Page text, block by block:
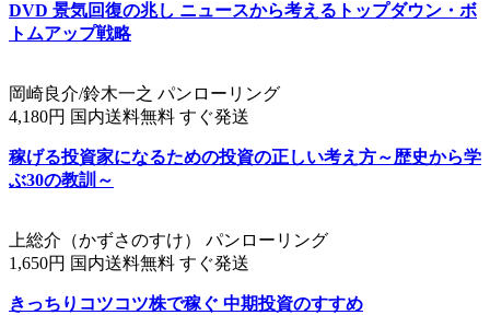
DVD 景気回復の兆し ニュースから考えるトップダウン・ボ
トムアップ戦略
岡崎良介/鈴木一之 パンローリング
4,180円 国内送料無料 すぐ発送
稼げる投資家になるための投資の正しい考え方～歴史から学
ぶ30の教訓～
上総介（かずさのすけ） パンローリング
1,650円 国内送料無料 すぐ発送
きっちりコツコツ株で稼ぐ 中期投資のすすめ